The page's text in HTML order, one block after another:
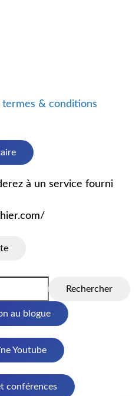
termes & conditions
à un service fourni
Rechercher
au blogue
Youtube
conférences